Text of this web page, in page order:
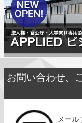
お問い合わせ、
メー